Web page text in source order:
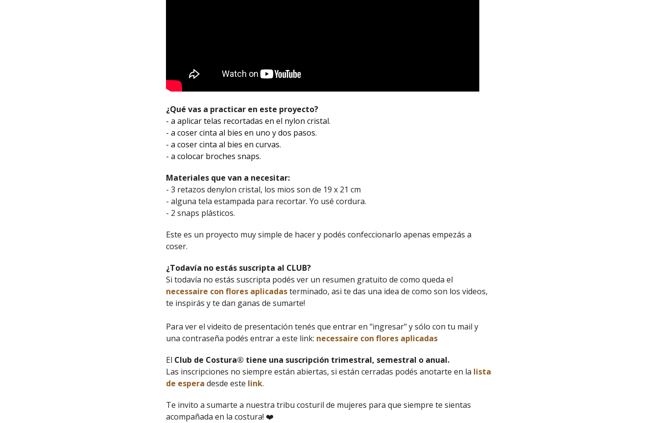
¿Qué vas a practicar en este proyecto?
- a aplicar telas recortadas en el nylon cristal.
- a coser cinta al bies en uno y dos pasos.
- a coser cinta al bies en curvas.
- a colocar broches snaps.
Materiales que van a necesitar:
- 3 retazos denylon cristal, los mios son de 19 x 21 cm
- alguna tela estampada para recortar. Yo usé cordura.
- 2 snaps plásticos.
Este es un proyecto muy simple de hacer y podés confeccionarlo apenas empezás a
coser.
¿Todavía no estás suscripta al CLUB?
Si todavía no estás suscripta podés ver un resumen gratuito de como queda el
necessaire con flores aplicadasterminado, asi te das una idea de como son los videos,
te inspirás y te dan ganas de sumarte!
Para ver el videito de presentación tenés que entrar en "ingresar" y sólo con tu mail y
una contraseña podés entrar a este link: necessaire con flores aplicadas
El Club de Costura® tiene una suscripción trimestral, semestral o anual.
Las inscripciones no siempre están abiertas, si están cerradas podés anotarte en la lista
de espera desde este link.
Te invito a sumarte a nuestra tribu costuril de mujeres para que siempre te sientas
acompañada en la costura! ❤️